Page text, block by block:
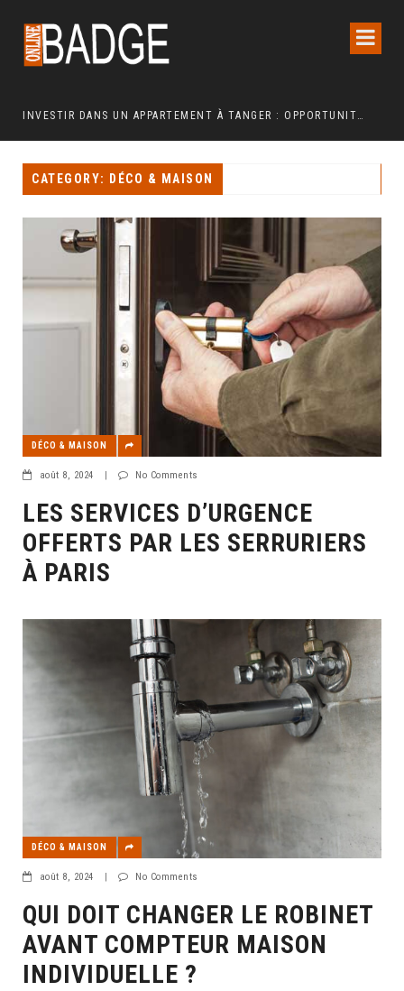
INVESTIR DANS UN APPARTEMENT À TANGER : OPPORTUNITÉS ET POINTS ESSENTIELS À CONNAÎTRE
CATEGORY: DÉCO & MAISON
DÉCO & MAISON
août 8, 2024 No Comments
LES SERVICES D’URGENCE
OFFERTS PAR LES SERRURIERS
À PARIS
DÉCO & MAISON
août 8, 2024 No Comments
QUI DOIT CHANGER LE ROBINET
AVANT COMPTEUR MAISON
INDIVIDUELLE ?